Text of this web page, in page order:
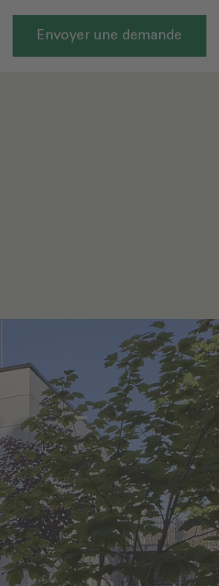
Envoyer une demande